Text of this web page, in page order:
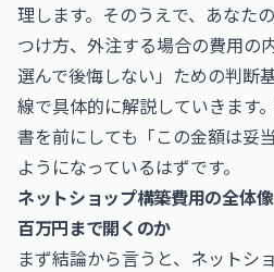
理します。そのうえで、あなた
つけ方、外注する場合の費用の
選んで後悔しない」ための判断
線で具体的に解説していきます
書を前にしても「この金額は妥
ようになっているはずです。
ネットショップ構築費用の全体
百万円まで開くのか
まず結論から言うと、ネットシ